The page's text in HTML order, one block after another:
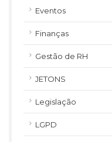
Eventos
Finanças
Gestão de RH
JETONS
Legislação
LGPD